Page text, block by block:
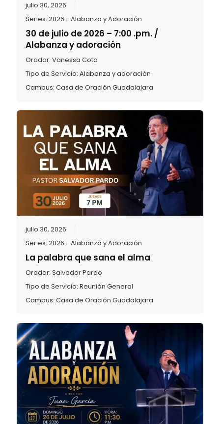
julio 30, 2026
Series: 2026 - Alabanza y Adoración
30 de julio de 2026 – 7:00 .pm. /
Alabanza y adoración
Orador: Vanessa Cota
Tipo de Servicio: Alabanza y adoración
Campus: Casa de Oración Guadalajara
julio 30, 2026
Series: 2026 - Alabanza y Adoración
La palabra que sana el alma
Orador: Salvador Pardo
Tipo de Servicio: Reunión General
Campus: Casa de Oración Guadalajara